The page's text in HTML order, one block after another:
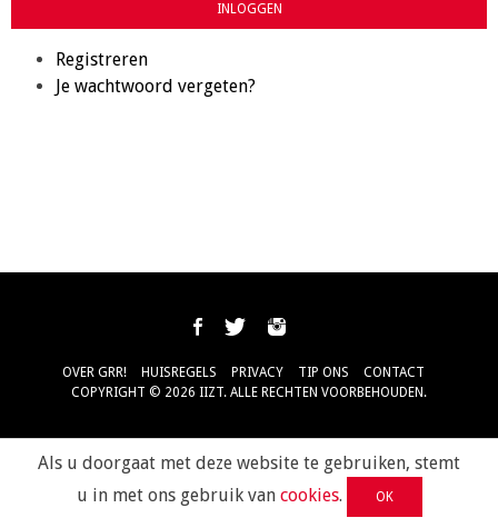
INLOGGEN
Registreren
Je wachtwoord vergeten?
OVER GRR! HUISREGELS PRIVACY TIP ONS
CONTACT
COPYRIGHT © 2026 IIZT. ALLE RECHTEN VOORBEHOUDEN.
Als u doorgaat met deze website te gebruiken, stemt
u in met ons gebruik van cookies. OK